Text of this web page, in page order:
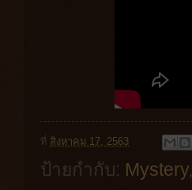
ที่ สิงหาคม 17, 2563
ป้ายกำกับ: Mystery,